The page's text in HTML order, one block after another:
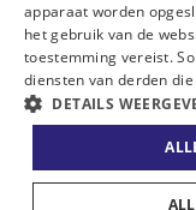
apparaat worden
het gebruik van de
toestemming vereist.
diensten van derden
DETAILS